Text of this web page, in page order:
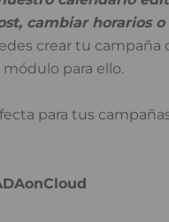
cambiar horarios
crear tu campaña
para ello.
para tus